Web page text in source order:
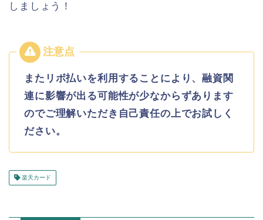
しましょう！
またリボ払いを利用することにより、融資関
連に影響が出る可能性が少なからずあります
のでご理解いただき自己責任の上でお試しく
ださい。
楽天カード